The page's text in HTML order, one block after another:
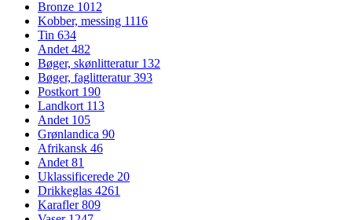
Bronze 1012
Kobber, messing 1116
Tin 634
Andet 482
Bøger, skønlitteratur 132
Bøger, faglitteratur393
Postkort 190
Landkort 113
Andet 105
Grønlandica 90
Afrikansk 46
Andet 81
Uklassificerede 20
Drikkeglas 4261
Karafler809